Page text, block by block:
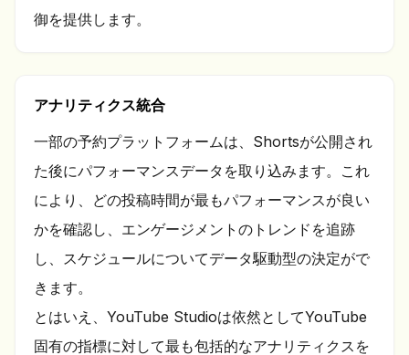
御を提供します。
アナリティクス統合
一部の予約プラットフォームは、Shortsが公開され
た後にパフォーマンスデータを取り込みます。これ
により、どの投稿時間が最もパフォーマンスが良い
かを確認し、エンゲージメントのトレンドを追跡
し、スケジュールについてデータ駆動型の決定がで
きます。
とはいえ、YouTube Studioは依然としてYouTube
固有の指標に対して最も包括的なアナリティクスを